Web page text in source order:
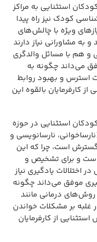
استثنایی به مراکز
کودک نیز راه پیدا
ویژه با چالش‌های
به مشاورانی نیاز دارند
و هم با مسائل والدگری
می‌داند چگونه به
استرس و بهبود روابط
کارفرمایان بالقوه این
استثنایی در حوزه
نارسانویسی و
است، چرا که این
است و برای تشخیص و
اختلالات یادگیری نیاز
موفق می‌داند چگونه
درمانی مانند
بر مشکلات خواندن
از کارفرمایان